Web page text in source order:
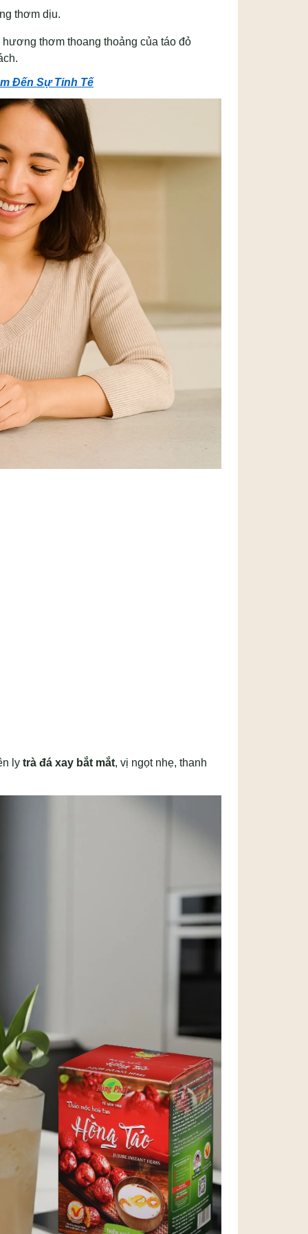
thơm dịu.
thơm thoang thoảng của táo đỏ
Đến Sự Tinh Tế
ly trà đá xay bắt mắt, vị ngọt nhẹ, thanh